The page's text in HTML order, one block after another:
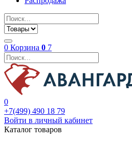
0 Корзина 0 7
0
+7(499) 490 18 79
Войти в личный кабинет
Каталог товаров